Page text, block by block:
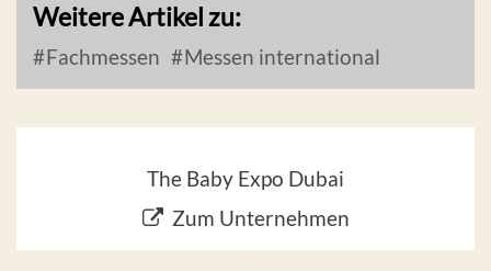
Weitere Artikel zu:
Fachmessen Messen international
The Baby Expo Dubai
Zum Unternehmen